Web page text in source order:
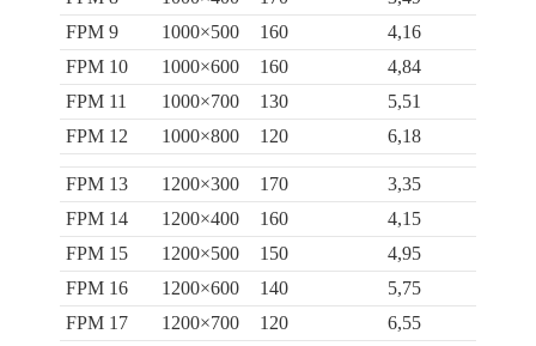
FPM 9
1000×500 160
4,16
FPM 10
1000×600 160
4,84
FPM 11
1000×700 130
5,51
FPM 12
1000×800 120 6,18
FPM 13 1200×300 170
3,35
FPM 14
1200×400 160
4,15
FPM 15
1200×500 150
4,95
FPM 16
1200×600 140
5,75
FPM 17
1200×700 120
6,55